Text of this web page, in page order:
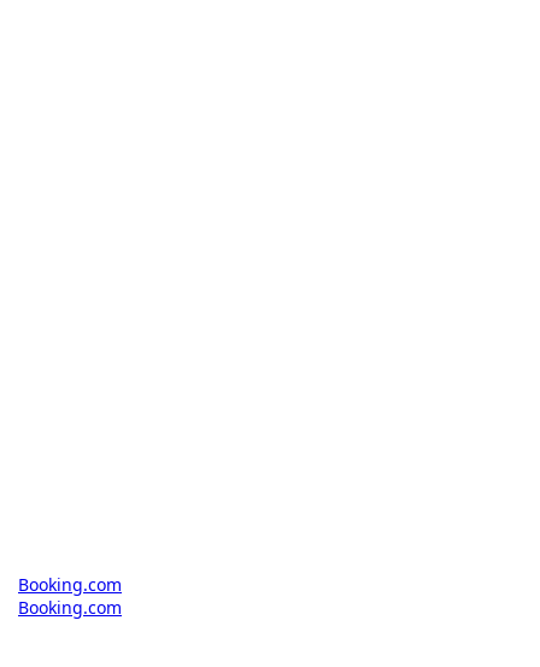
Booking.com
Booking.com